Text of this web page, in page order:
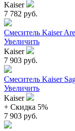
Kaiser
7 782 руб.
Смеситель Kaiser
Увеличить
Kaiser
7 903 руб.
Смеситель Kaiser
Увеличить
Kaiser
+ Cкидка 5%
7 903 руб.